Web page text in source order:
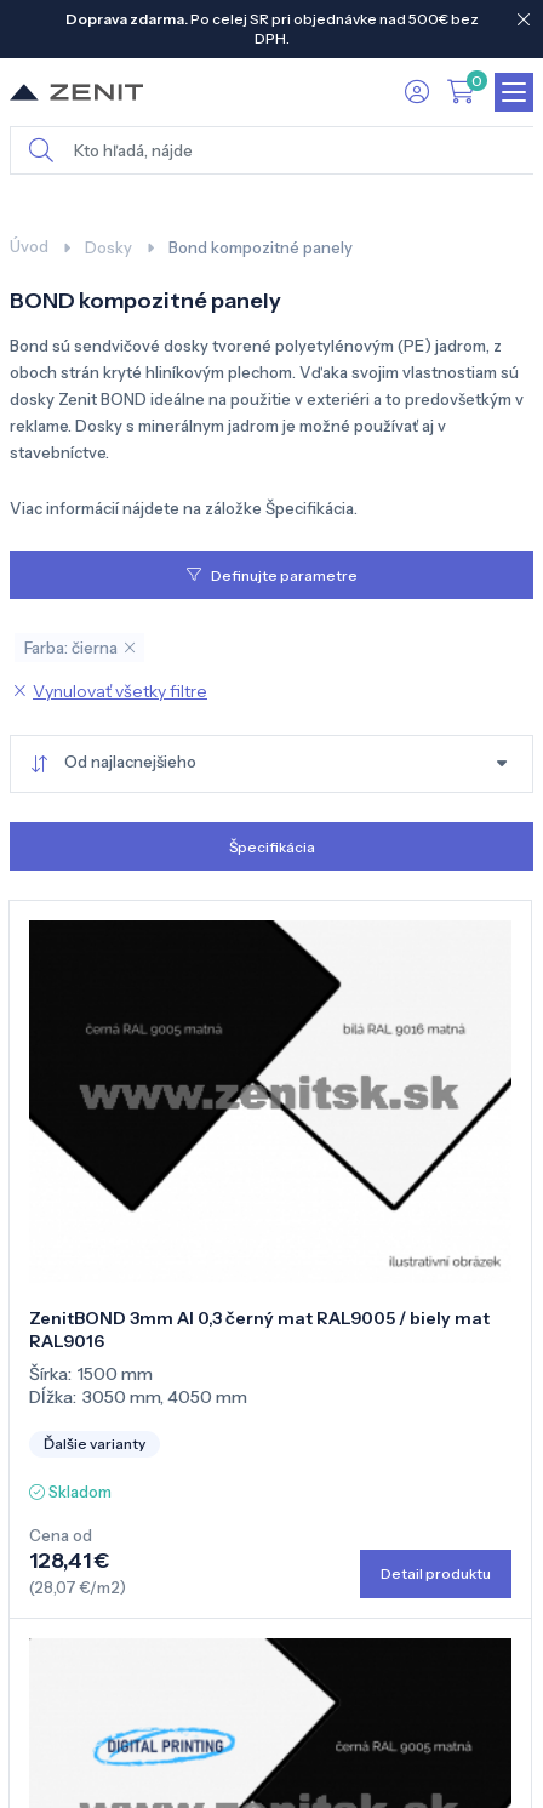
Doprava zdarma.Po celej SR pri objednávke nad 500€ bez
DPH.
0
Úvod Dosky Bond kompozitné panely
BOND kompozitné panely
Bond sú sendvičové dosky tvorené polyetylénovým (PE) jadrom, z
oboch strán kryté hliníkovým plechom. Vďaka svojim vlastnostiam sú
dosky Zenit BOND ideálne na použitie v exteriéri a to predovšetkým v
reklame. Dosky s minerálnym jadrom je možné používať aj v
stavebníctve.
Viac informácií nájdete na záložke Špecifikácia.
Definujte parametre
Farba: čierna
Vynulovať všetky filtre
Od najlacnejšieho
Špecifikácia
ZenitBOND 3mm Al 0,3 černý mat RAL9005 / biely mat
RAL9016
Šírka: 1500 mm
Dĺžka: 3050 mm,4050 mm
Ďalšie varianty
Skladom
Cena od
128,41 €
(28,07 €/m2)
Detail produktu